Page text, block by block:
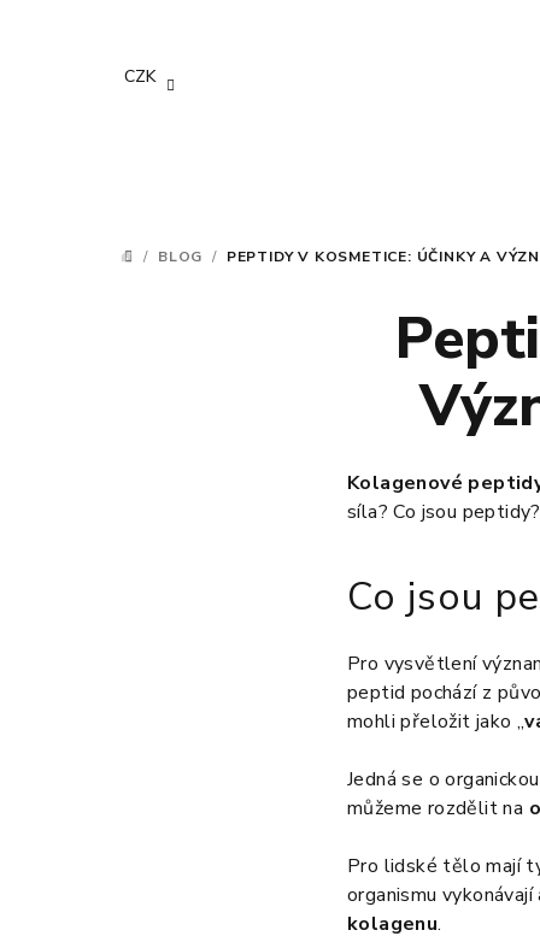
CZK
DOMŮ
/ BLOG / PEPTIDY V KOSMETICE: ÚČINKY A
Kolagenové
síla? Co jsou
Co jsou
Pro vysvětlení
peptid pochází z
mohli přeložit jako „
Jedná se o
můžeme rozdělit na
Pro lidské tělo mají
organismu
kolagenu.